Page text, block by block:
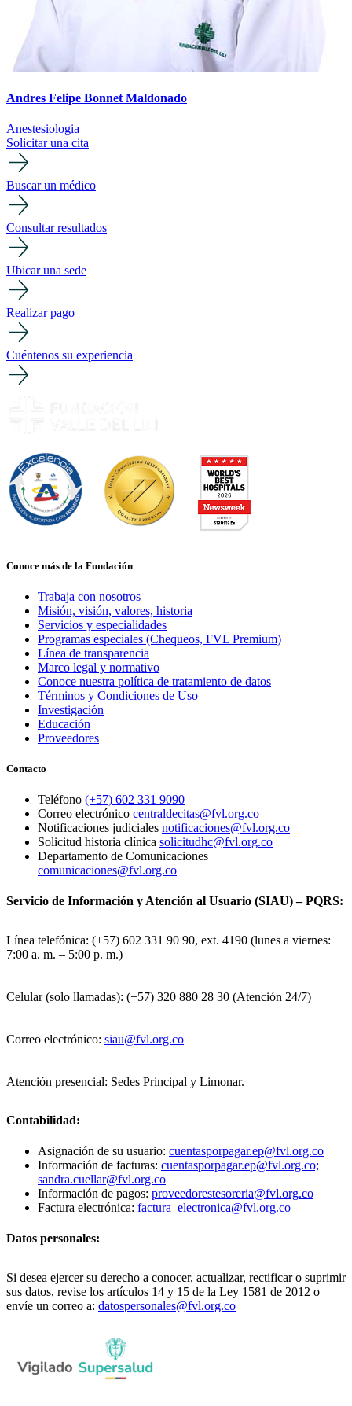
Andres Felipe Bonnet Maldonado
Anestesiologia
Solicitar una cita
Buscar un médico
Consultar resultados
Ubicar una sede
Realizar pago
Cuéntenos su experiencia
Conoce más de la Fundación
Trabaja con nosotros
Misión, visión, valores, historia
Servicios y especialidades
Programas especiales (Chequeos, FVL Premium)
Línea de transparencia
Marco legal y normativo
Conoce nuestra política de tratamiento de datos
Términos y Condiciones de Uso
Investigación
Educación
Proveedores
Contacto
Teléfono (+57) 602 331 9090
Correo electrónico centraldecitas@fvl.org.co
Notificaciones judiciales notificaciones@fvl.org.co
Solicitud historia clínica solicitudhc@fvl.org.co
Departamento de Comunicaciones
comunicaciones@fvl.org.co
Servicio de Información y Atención al Usuario (SIAU) – PQRS:
Línea telefónica: (+57) 602 331 90 90, ext. 4190 (lunes a viernes:
7:00 a. m. – 5:00 p. m.)
Celular (solo llamadas): (+57) 320 880 28 30 (Atención 24/7)
Correo electrónico: siau@fvl.org.co
Atención presencial: Sedes Principal y Limonar.
Contabilidad:
Asignación de su usuario: cuentasporpagar.ep@fvl.org.co
Información de facturas: cuentasporpagar.ep@fvl.org.co;
sandra.cuellar@fvl.org.co
Información de pagos: proveedorestesoreria@fvl.org.co
Factura electrónica: factura_electronica@fvl.org.co
Datos personales:
Si desea ejercer su derecho a conocer, actualizar, rectificar o suprimir
sus datos, revise los artículos 14 y 15 de la Ley 1581 de 2012 o
envíe un correo a: datospersonales@fvl.org.co